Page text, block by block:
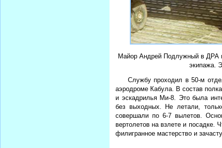
Майор Андрей Подлужный в ДРА
экипажа.
Службу проходил в 50-м
аэродроме Кабула. В состав
и эскадрилья Ми-8. Это была
без выходных. Не летали,
совершали по 6-7 вылетов.
вертолетов на взлете и посадке.
филигранное мастерство и